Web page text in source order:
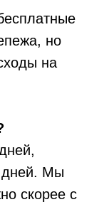
но
на
дней. Мы
скорее с